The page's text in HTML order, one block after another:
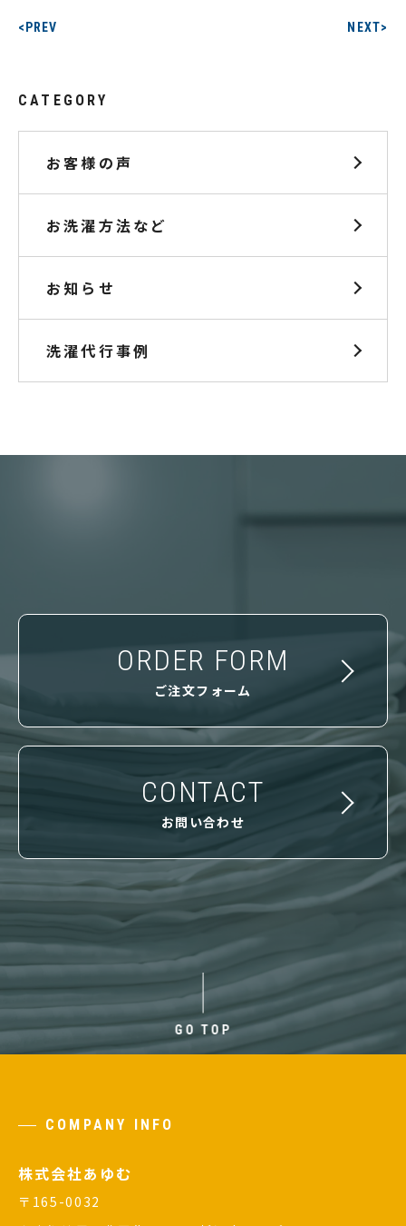
<PREV NEXT>
CATEGORY
お客様の声
お洗濯方法など
お知らせ
洗濯代行事例
ORDER FORM
ご注文フォーム
CONTACT
お問い合わせ
GO TOP
COMPANY INFO
株式会社あゆむ
〒165-0032